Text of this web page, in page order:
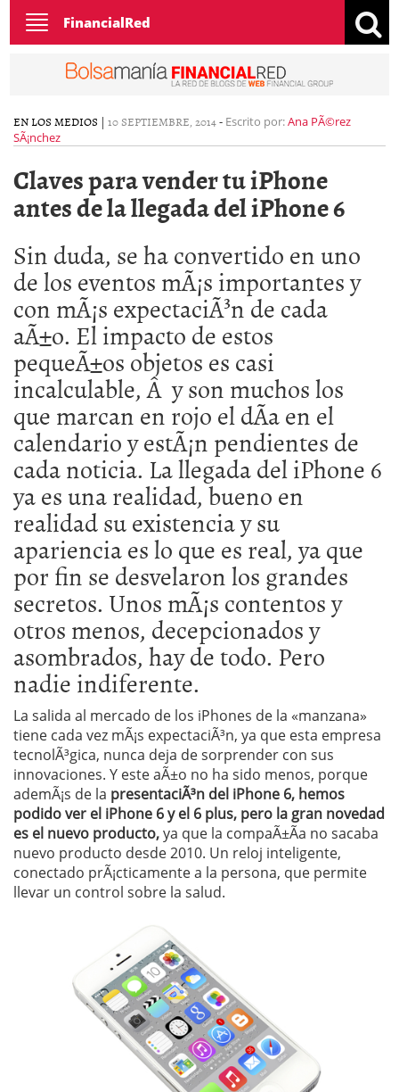
Toggle
navigation
FinancialRed
EN LOS MEDIOS | 10 SEPTIEMBRE, 2014- Escrito por:Ana PÃ©rez
SÃ¡nchez
Claves para vender tu iPhone
antes de la llegada del iPhone 6
Sin duda, se ha convertido en uno
de los eventos mÃ¡s importantes y
con mÃ¡s expectaciÃ³n de cada
aÃ±o. El impacto de estos
pequeÃ±os objetos es casi
incalculable, Â y son muchos los
que marcan en rojo el dÃ­a en el
calendario y estÃ¡n pendientes de
cada noticia. La llegada del iPhone 6
ya es una realidad, bueno en
realidad su existencia y su
apariencia es lo que es real, ya que
por fin se desvelaron los grandes
secretos. Unos mÃ¡s contentos y
otros menos, decepcionados y
asombrados, hay de todo. Pero
nadie indiferente.
La salida al mercado de los iPhones de la «manzana»
tiene cada vez mÃ¡s expectaciÃ³n, ya que esta empresa
tecnolÃ³gica, nunca deja de sorprender con sus
innovaciones. Y este aÃ±o no ha sido menos, porque
ademÃ¡s de la presentaciÃ³n del iPhone 6, hemos
podido ver el iPhone 6 y el 6 plus, pero la gran novedad
es el nuevo producto,ya que la compaÃ±Ã­a no sacaba
nuevo producto desde 2010. Un reloj inteligente,
conectado prÃ¡cticamente a la persona, que permite
llevar un control sobre la salud.